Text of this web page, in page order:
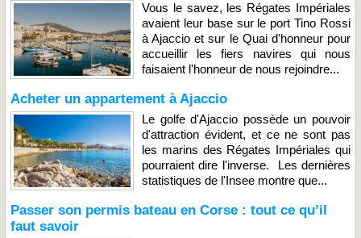
Vous le savez, les Régates Impériales
avaient leur base sur le port Tino Rossi
à Ajaccio et sur le Quai d'honneur pour
accueillir les fiers navires qui nous
faisaient l'honneur de nous rejoindre...
Acheter un appartement à Ajaccio
Le golfe d'Ajaccio possède un pouvoir
d'attraction évident, et ce ne sont pas
les marins des Régates Impériales qui
pourraient dire l'inverse. Les dernières
statistiques de l'Insee montre que...
Passer son permis bateau en Corse : tout ce qu’il
faut savoir